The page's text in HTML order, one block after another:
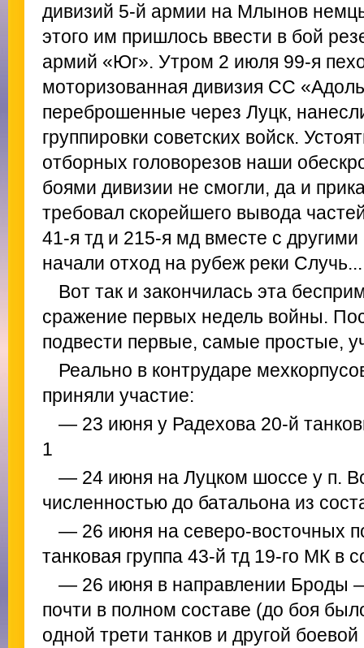
дивизий 5-й армии на Млынов
этого им пришлось ввести в бой
армий «Юг». Утром 2 июля 99-я
моторизованная дивизия СС
переброшенные через Луцк,
группировки советских войск.
отборных головорезов наши
боями дивизии не смогли, да и
требовал скорейшего вывода
41-я тд и 215-я мд вместе с
начали отход на рубеж реки Случь...
Вот так и закончилась эта
сражение первых недель войны.
подвести первые, самые простые,
Реально в контрударе
приняли участие:
— 23 июня у Радехова 20-й
1
— 24 июня на Луцком шоссе у п.
численностью до батальона из
— 26 июня на северо-восточных
танковая группа 43-й тд 19-го МК в
— 26 июня в направлении Броды
почти в полном составе (до боя
одной трети танков и другой